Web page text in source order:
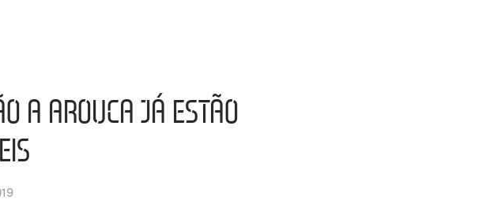
A AROUCA JÁ ESTÃO